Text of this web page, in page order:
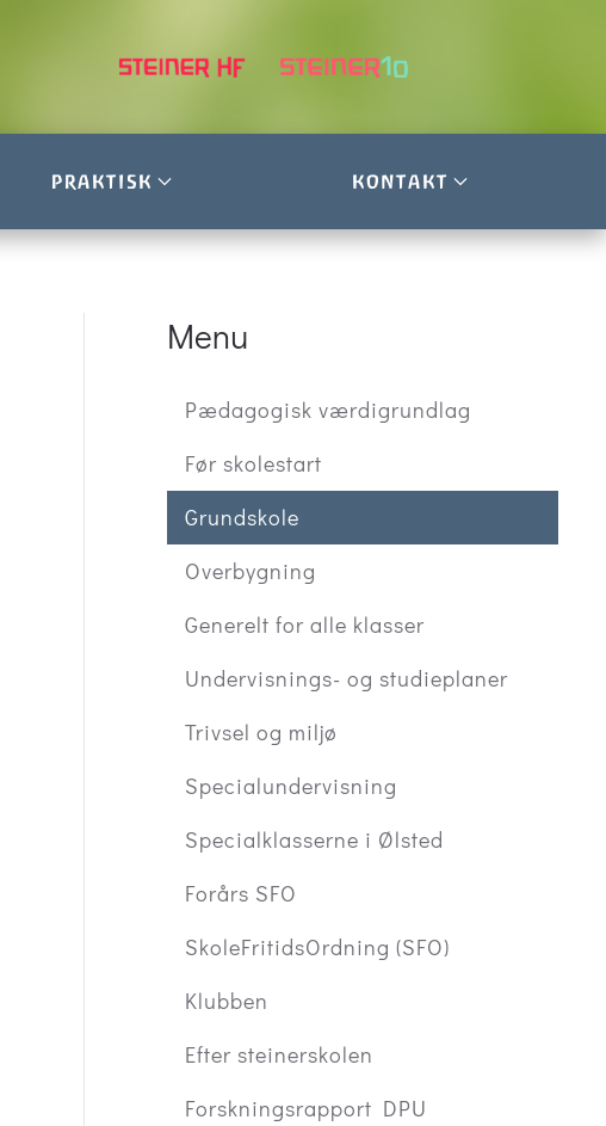
PRAKTISK KONTAKT
Menu
Pædagogisk værdigrundlag
Før skolestart
Grundskole
Overbygning
Generelt for alle klasser
Undervisnings- og studieplaner
Trivsel og miljø
Specialundervisning
Specialklasserne i Ølsted
Forårs SFO
SkoleFritidsOrdning (SFO)
Klubben
Efter steinerskolen
Forskningsrapport DPU